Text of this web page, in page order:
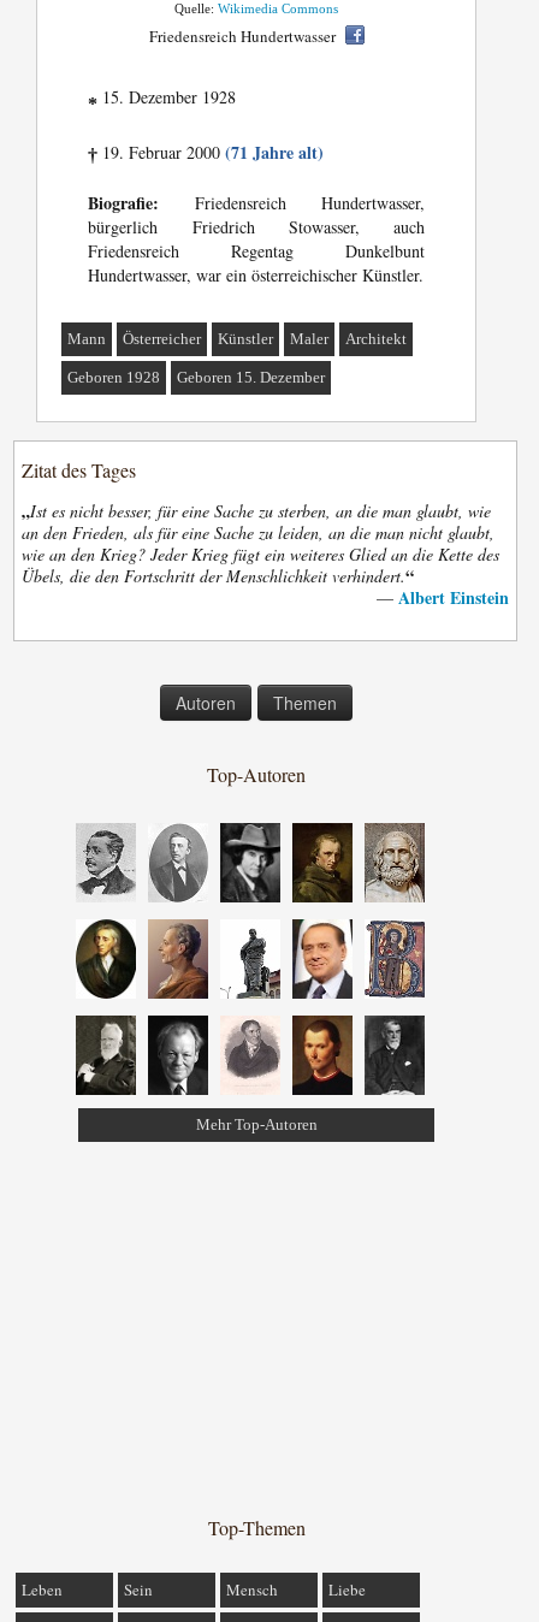
Quelle:Wikimedia Commons
Friedensreich Hundertwasser
* 15. Dezember 1928
† 19. Februar 2000(71 Jahre alt)
Biografie: Friedensreich Hundertwasser,
bürgerlich Friedrich Stowasser, auch
Friedensreich Regentag Dunkelbunt
Hundertwasser, war ein österreichischer Künstler.
Mann Österreicher Künstler Maler Architekt
Geboren 1928 Geboren 15. Dezember
Zitat des Tages
„Ist es nicht besser, für eine Sache zu sterben, an die man glaubt, wie
an den Frieden, als für eine Sache zu leiden, an die man nicht glaubt,
wie an den Krieg? Jeder Krieg fügt ein weiteres Glied an die Kette des
Übels, die den Fortschritt der Menschlichkeit verhindert.“
— Albert Einstein
Autoren Themen
Top-Autoren
Mehr Top-Autoren
Top-Themen
Leben Sein Mensch
Liebe